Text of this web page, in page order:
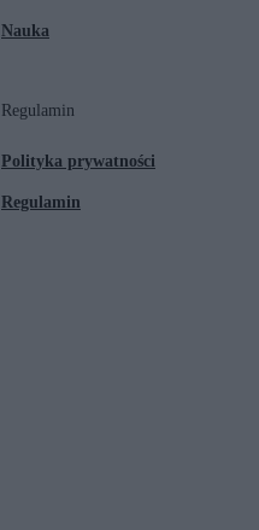
Nauka
Regulamin
Polityka prywatności
Regulamin